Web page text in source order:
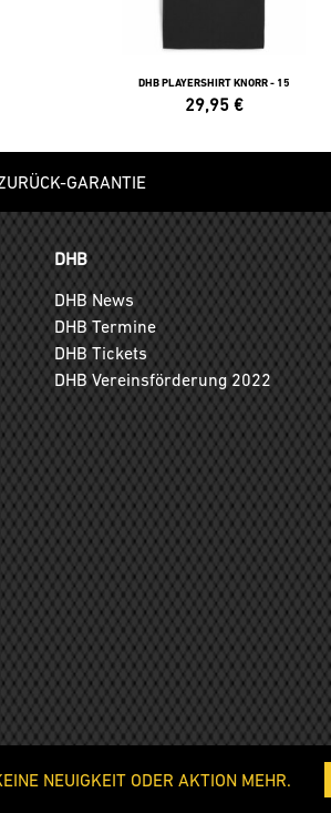
DHB PLAYERSHIRT KNORR - 15
29,95 €
GARANTIE
DHB
DHB News
DHB Termine
DHB Tickets
DHB Vereinsförderung 2022
NEUIGKEIT ODER AKTION MEHR.